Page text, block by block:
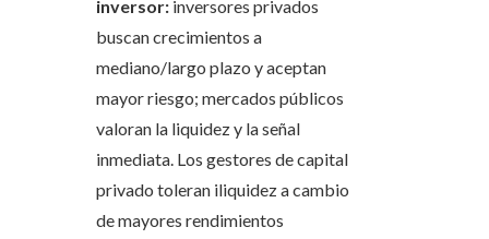
inversor: inversores privados
buscan crecimientos a
mediano/largo plazo y aceptan
mayor riesgo; mercados públicos
valoran la liquidez y la señal
inmediata. Los gestores de capital
privado toleran iliquidez a cambio
de mayores rendimientos